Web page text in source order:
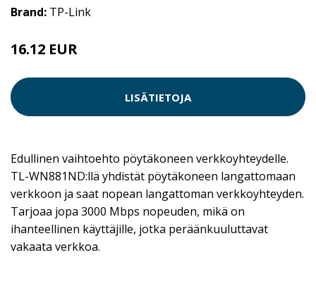
Brand: TP-Link
16.12 EUR
LISÄTIETOJA
Edullinen vaihtoehto pöytäkoneen verkkoyhteydelle.
TL-WN881ND:llä yhdistät pöytäkoneen langattomaan
verkkoon ja saat nopean langattoman verkkoyhteyden.
Tarjoaa jopa 3000 Mbps nopeuden, mikä on
ihanteellinen käyttäjille, jotka peräänkuuluttavat
vakaata verkkoa.